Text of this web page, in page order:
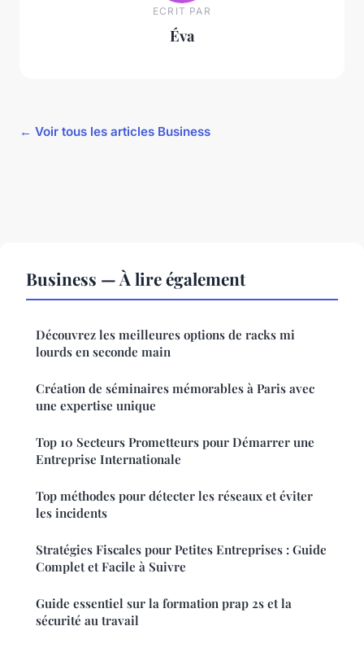
ECRIT PAR
Éva
← Voir tous les articles Business
Business — À lire également
Découvrez les meilleures options de racks mi
lourds en seconde main
Création de séminaires mémorables à Paris avec
une expertise unique
Top 10 Secteurs Prometteurs pour Démarrer une
Entreprise Internationale
Top méthodes pour détecter les réseaux et éviter
les incidents
Stratégies Fiscales pour Petites Entreprises : Guide
Complet et Facile à Suivre
Guide essentiel sur la formation prap 2s et la
sécurité au travail